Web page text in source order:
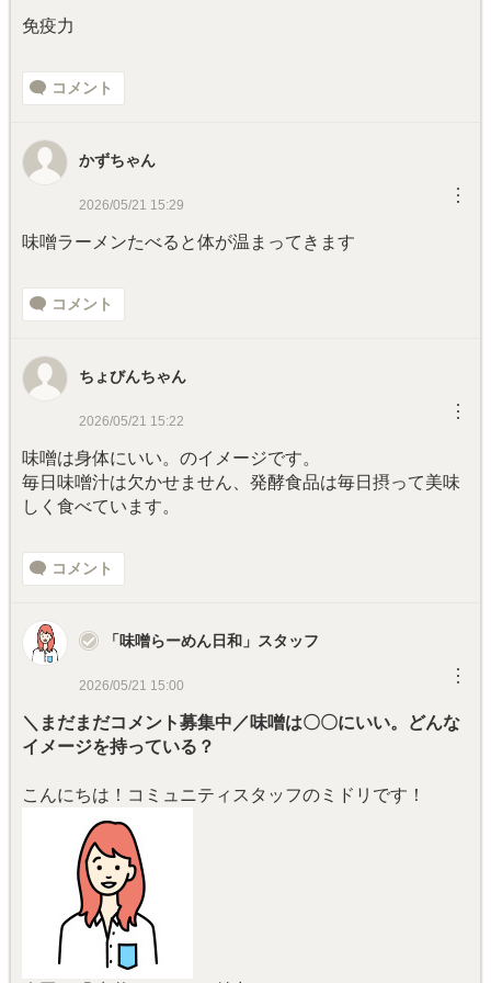
免疫力
コメント
かずちゃん
2026/05/21 15:29 ︙
味噌ラーメンたべると体が温まってきます
コメント
ちょびんちゃん
2026/05/21 15:22 ︙
味噌は身体にいい。のイメージです。
毎日味噌汁は欠かせません、発酵食品は毎日摂って美味
しく食べています。
コメント
「味噌らーめん日和」スタッフ
2026/05/21 15:00 ︙
＼まだまだコメント募集中／味噌は〇〇にいい。どんな
イメージを持っている？
こんにちは！コミュニティスタッフのミドリです！